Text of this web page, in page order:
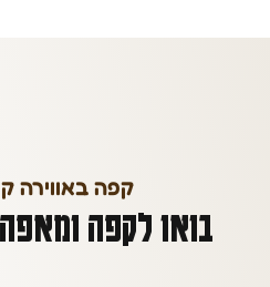
קפה באווירה
בואו לקפה